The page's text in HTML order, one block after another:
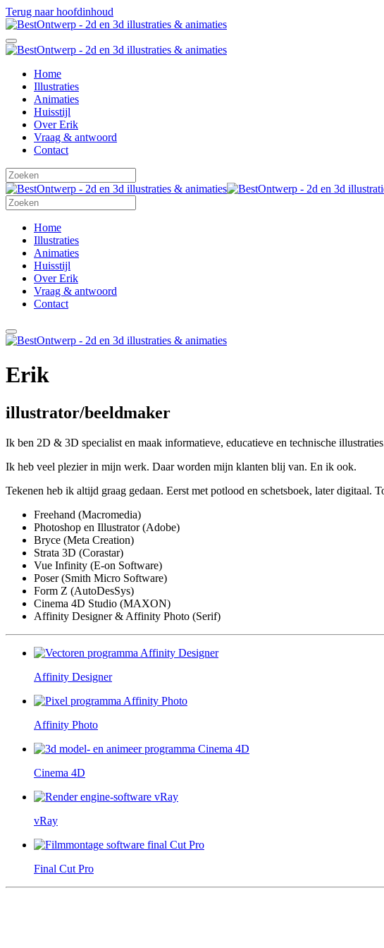
Terug naar hoofdinhoud
Home
Illustraties
Animaties
Huisstijl
Over Erik
Vraag & antwoord
Contact
Home
Illustraties
Animaties
Huisstijl
Over Erik
Vraag & antwoord
Contact
Erik
illustrator/beeldmaker
Ik ben 2D & 3D specialist en maak informatieve, educatieve en technische
Ik heb veel plezier in mijn werk. Daar worden mijn klanten blij van. En ik ook.
Tekenen heb ik altijd graag gedaan. Eerst met potlood en schetsboek, later digitaal.
Freehand (Macromedia)
Photoshop en Illustrator (Adobe)
Bryce (Meta Creation)
Strata 3D (Corastar)
Vue Infinity (E-on Software)
Poser (Smith Micro Software)
Form Z (AutoDesSys)
Cinema 4D Studio (MAXON)
Affinity Designer & Affinity Photo (Serif)
Affinity Designer
Affinity Photo
Cinema 4D
vRay
Final Cut Pro